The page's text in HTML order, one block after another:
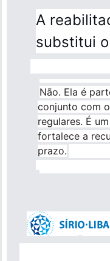
A
substitui
Não. Ela é
conjunto com
regulares. É
fortalece a
prazo.